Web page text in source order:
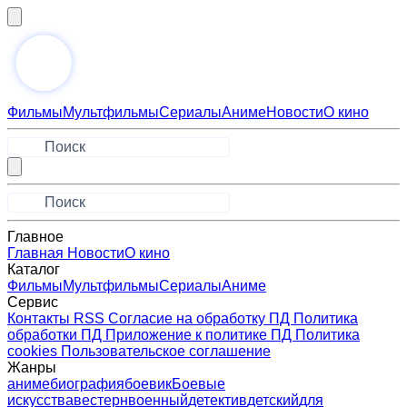
ФильмыМультфильмыСериалыАнимеНовостиО кино
Главное
Главная НовостиО кино
Каталог
ФильмыМультфильмыСериалыАниме
Сервис
Контакты RSS Согласие на обработку ПД Политика
обработки ПД Приложение к политике ПД Политика
cookies Пользовательское соглашение
Жанры
анимебиографиябоевикБоевые
искусствавестернвоенныйдетективдетскийдля